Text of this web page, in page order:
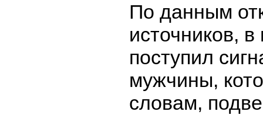
По данным
источников,
поступил
мужчины,
словам,